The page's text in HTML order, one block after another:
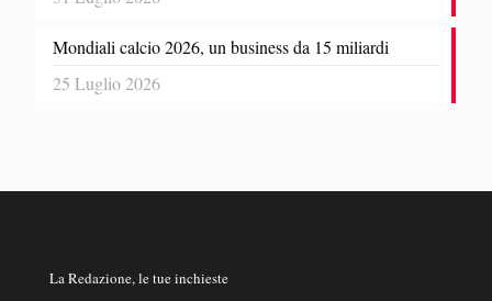
Mondiali calcio 2026, un business da 15 miliardi
25 Luglio 2026
La Redazione, le tue inchieste